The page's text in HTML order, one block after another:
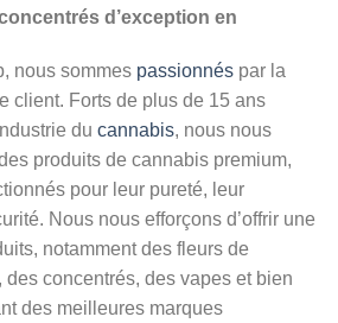
d’exception en
nous sommes passionnés par la
client. Forts de plus de 15 ans
du cannabis, nous nous
produits de cannabis premium,
pour leur pureté, leur
Nous nous efforçons d’offrir une
notamment des fleurs de
concentrés, des vapes et bien
des meilleures marques